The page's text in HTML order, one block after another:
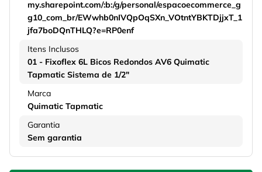
my.sharepoint.com/:b:/g/personal/espacoecommerce_g
g10_com_br/EWwhb0nIVQpOqSXn_VOtntYBKTDjjxT_1
jfa7boDQnTHLQ?e=RP0enf
Itens Inclusos
01 - Fixoflex 6L Bicos Redondos AV6 Quimatic
Tapmatic Sistema de 1/2"
Marca
Quimatic Tapmatic
Garantia
Sem garantia